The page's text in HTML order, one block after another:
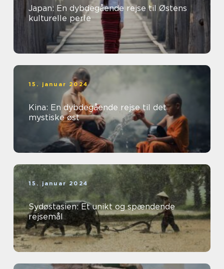
Japan: En dybdegående rejse til Østens
kulturelle perle
15. januar 2024
Kina: En dybdegående rejse til det
mystiske øst
15. januar 2024
Sydøstasien: Et unikt og spændende
rejsemål